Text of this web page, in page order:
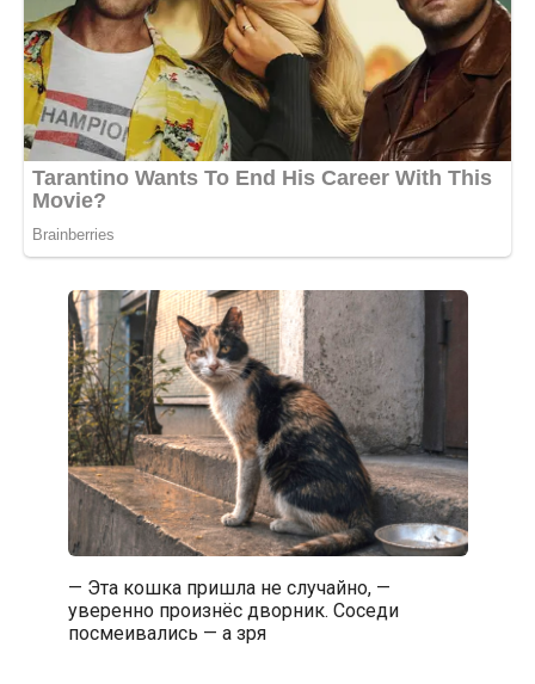
— Эта кошка пришла не случайно, —
уверенно произнёс дворник. Соседи
посмеивались — а зря